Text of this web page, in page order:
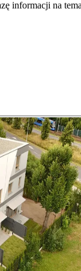
informacji na